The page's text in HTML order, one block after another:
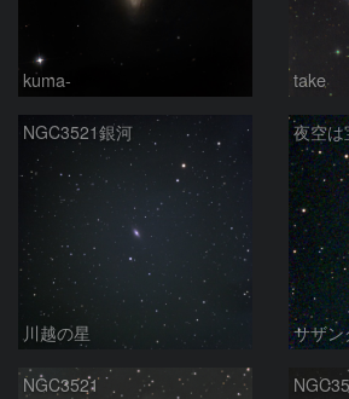
kuma- take
NGC3521銀河
川越の星 サザン
NGC3521